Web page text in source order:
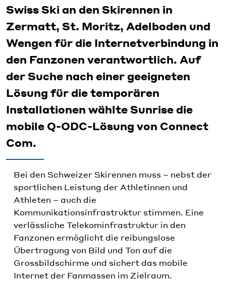
Swiss Ski an den Skirennen in
Zermatt, St. Moritz, Adelboden und
Wengen für die Internetverbindung in
den Fanzonen verantwortlich. Auf
der Suche nach einer geeigneten
Lösung für die temporären
Installationen wählte Sunrise die
mobile Q-ODC-Lösung von Connect
Com.
Bei den Schweizer Skirennen muss – nebst der
sportlichen Leistung der Athletinnen und
Athleten – auch die
Kommunikationsinfrastruktur stimmen. Eine
verlässliche Telekominfrastruktur in den
Fanzonen ermöglicht die reibungslose
Übertragung von Bild und Ton auf die
Grossbildschirme und sichert das mobile
Internet der Fanmassen im Zielraum.